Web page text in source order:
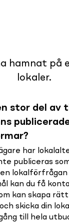
hamnat på
lokaler.
stor del av
har
publiceras
lokalförfrågan
kan du få
kan skapa
skicka din
till hela